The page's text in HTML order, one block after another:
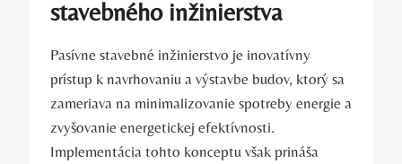
stavebného inžinierstva
Pasívne stavebné inžinierstvo je inovatívny
prístup k navrhovaniu a výstavbe budov, ktorý sa
zameriava na minimalizovanie spotreby energie a
zvyšovanie energetickej efektívnosti.
Implementácia tohto konceptu však prináša